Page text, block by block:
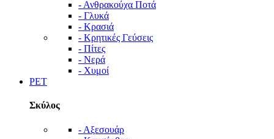
- Ανθρακούχα Ποτά
- Γλυκά
- Κρασιά
- Κρητικές Γεύσεις
- Πίτες
- Νερά
- Χυμοί
PET
Σκύλος
- Αξεσουάρ